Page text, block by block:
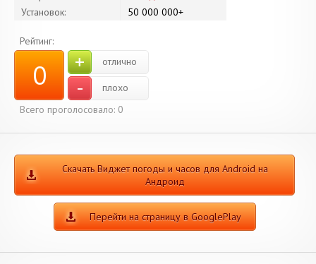
Установок:
50 000 000+
Рейтинг:
0 + отлично
-
плохо
Всего проголосовало: 0
Скачать Виджет погоды и часов для Android на
Андроид
Перейти на страницу в GooglePlay